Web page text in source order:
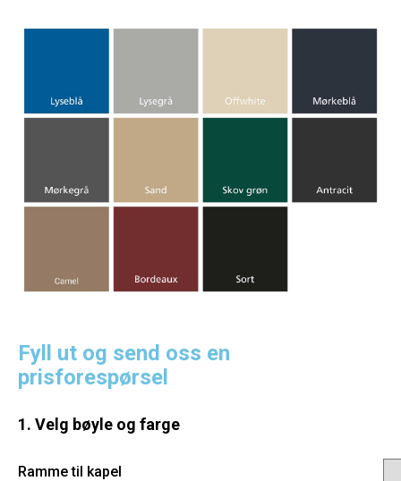
Fyll ut og send oss en
prisforespørsel
1. Velg bøyle og farge
Ramme til kapel